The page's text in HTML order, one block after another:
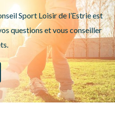
Sport Loisir de l’Estrie est
questions et vous conseiller